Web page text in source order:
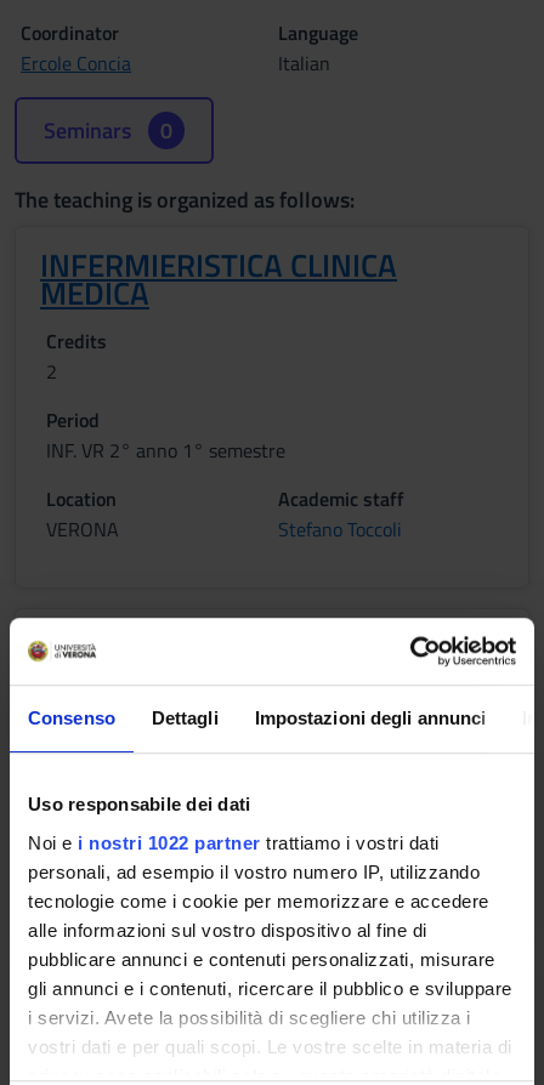
Consenso Dettagli Impostazioni degli annunci
Uso responsabile dei dati
Noi e i nostri 1022 partner trattiamo i vostri dati
personali, ad esempio il vostro numero IP, utilizzando
tecnologie come i cookie per memorizzare e accedere
alle informazioni sul vostro dispositivo al fine di
pubblicare annunci e contenuti personalizzati, misurare
gli annunci e i contenuti, ricercare il pubblico e sviluppare
i servizi. Avete la possibilità di scegliere chi utilizza i
vostri dati e per quali scopi. Le vostre scelte in materia di
privacy sono applicabili solo su questa proprietà digitale
Coordinator
Ercole Concia
Language
Italian
Seminars 0
The teaching is organized as follows:
INFERMIERISTICA CLINICA
MEDICA
Credits
2
Period
INF. VR 2° anno 1° semestre
Location
VERONA
Academic staff
Stefano Toccoli
MEDICINA INTERNA
Credits
2
INF. VR 2° anno 1° semestre
Location
VERONA
Academic staff
Enrico Arosio
PNEUMOLOGIA
Credits